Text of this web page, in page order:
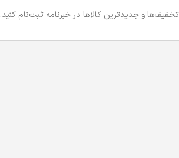
و جدیدترین کالاها در خبرنامه ثبت‌نام کنید.